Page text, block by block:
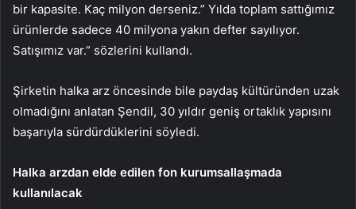
bir kapasite. Kaç milyon derseniz.” Yılda toplam sattığımız
ürünlerde sadece 40 milyona yakın defter sayılıyor.
Satışımız var.” sözlerini kullandı.
Şirketin halka arz öncesinde bile paydaş kültüründen uzak
olmadığını anlatan Şendil, 30 yıldır geniş ortaklık yapısını
başarıyla sürdürdüklerini söyledi.
Halka arzdan elde edilen fon kurumsallaşmada
kullanılacak